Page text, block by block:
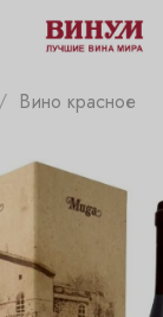
Вино красное